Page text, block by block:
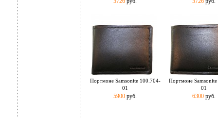
Портмоне Samsonite 100.704-
01
5900 руб.
Портмоне
01
6300 руб.